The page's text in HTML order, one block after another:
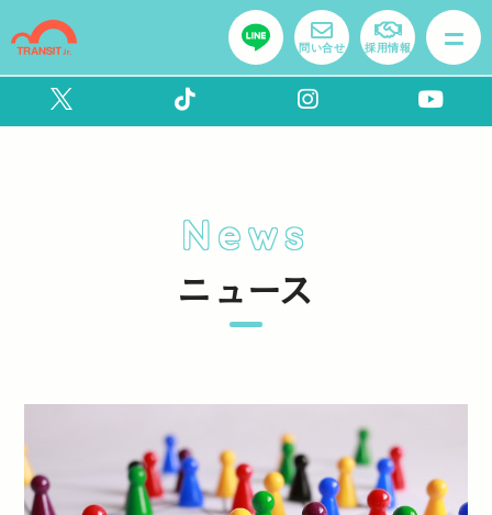
問い合せ 採用情報
News
ニュース